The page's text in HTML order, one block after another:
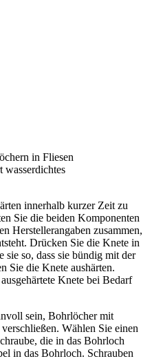
in Fliesen
wasserdichtes
innerhalb kurzer Zeit zu
Sie die beiden Komponenten
Herstellerangaben zusammen,
Drücken Sie die Knete in
so, dass sie bündig mit der
Sie die Knete aushärten.
Knete bei Bedarf
sein, Bohrlöcher mit
Wählen Sie einen
die in das Bohrloch
in das Bohrloch. Schrauben